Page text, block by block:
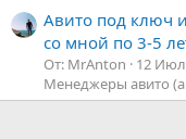
Авито под ключ
со мной по 3-5
От: MrAnton
12
Менеджеры авито